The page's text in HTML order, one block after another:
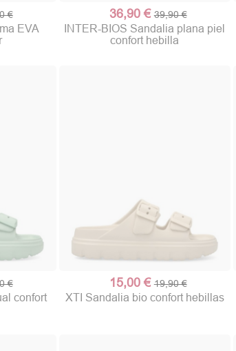
€
EVA
36,90 € 39,90 €
INTER-BIOS Sandalia plana piel
confort hebilla
€
confort
15,00 € 19,90 €
XTI Sandalia bio confort hebillas